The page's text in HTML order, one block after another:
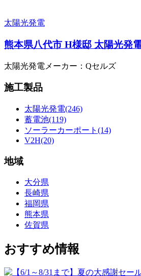
太陽光発電
熊本県八代市 H様邸 太陽光発
太陽光発電メーカー：Qセルズ
施工製品
太陽光発電(246)
蓄電池(119)
ソーラーカーポート(14)
V2H(20)
地域
大分県
長崎県
福岡県
熊本県
佐賀県
おすすめ情報